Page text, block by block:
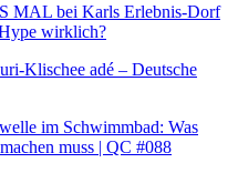
MAL bei Karls Erlebnis-Dorf
wirklich?
Klischee adé – Deutsche
im Schwimmbad: Was
muss | QC #088